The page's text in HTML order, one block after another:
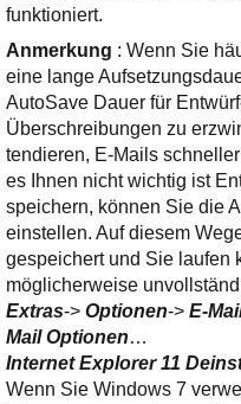
funktioniert.
Anmerkung : Wenn Sie
eine lange
AutoSave Dauer für
Überschreibungen zu
tendieren, E-Mails
es Ihnen nicht wichtig ist
speichern, können Sie die
einstellen. Auf diesem
gespeichert und Sie laufen
möglicherweise
Extras-> Optionen-> E-
Mail Optionen…
Internet Explorer 11
Wenn Sie Windows 7